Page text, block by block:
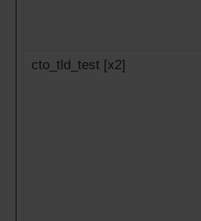
cto_tld_test [x2]